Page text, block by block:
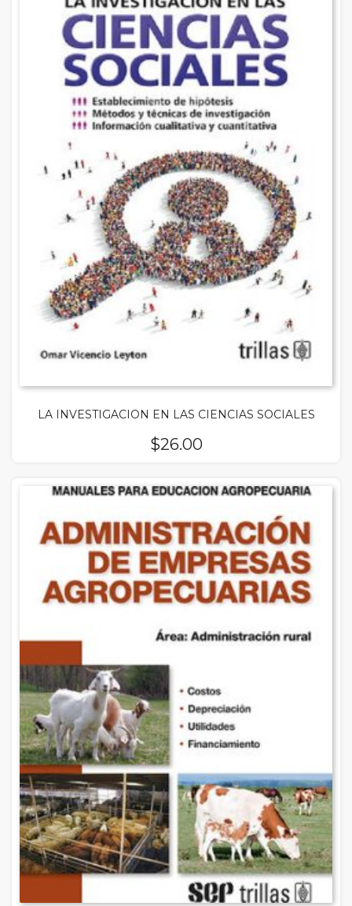
LA INVESTIGACION EN LAS CIENCIAS SOCIALES
$26.00